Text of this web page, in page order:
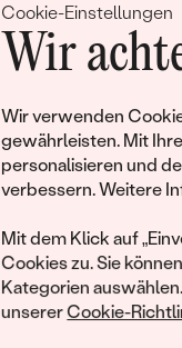
Cookie-Einstellungen
Wir
Wir verwenden
gewährleisten. Mit
personalisieren und
verbessern. Weitere
Mit dem Klick auf
Cookies zu. Sie
Kategorien
unsererCookie-